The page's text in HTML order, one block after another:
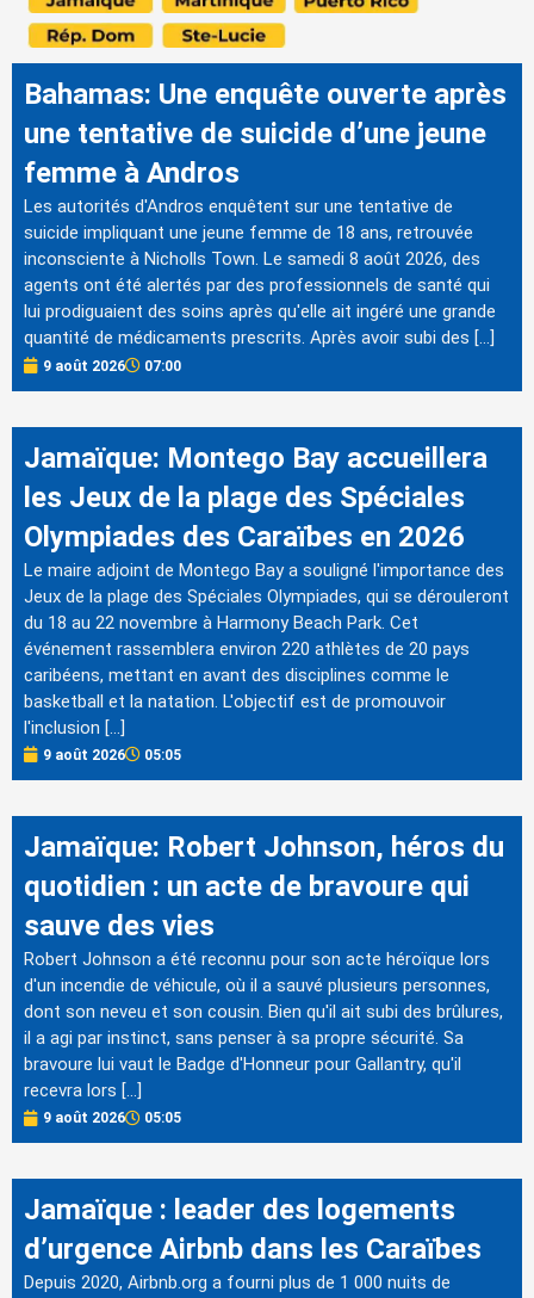
Bahamas: Une enquête ouverte après
une tentative de suicide d’une jeune
femme à Andros
Les autorités d'Andros enquêtent sur une tentative de
suicide impliquant une jeune femme de 18 ans, retrouvée
inconsciente à Nicholls Town. Le samedi 8 août 2026, des
agents ont été alertés par des professionnels de santé qui
lui prodiguaient des soins après qu'elle ait ingéré une grande
quantité de médicaments prescrits. Après avoir subi des […]
9 août 2026 07:00
Jamaïque: Montego Bay accueillera
les Jeux de la plage des Spéciales
Olympiades des Caraïbes en 2026
Le maire adjoint de Montego Bay a souligné l'importance des
Jeux de la plage des Spéciales Olympiades, qui se dérouleront
du 18 au 22 novembre à Harmony Beach Park. Cet
événement rassemblera environ 220 athlètes de 20 pays
caribéens, mettant en avant des disciplines comme le
basketball et la natation. L'objectif est de promouvoir
l'inclusion […]
9 août 2026 05:05
Jamaïque: Robert Johnson, héros du
quotidien : un acte de bravoure qui
sauve des vies
Robert Johnson a été reconnu pour son acte héroïque lors
d'un incendie de véhicule, où il a sauvé plusieurs personnes,
dont son neveu et son cousin. Bien qu'il ait subi des brûlures,
il a agi par instinct, sans penser à sa propre sécurité. Sa
bravoure lui vaut le Badge d'Honneur pour Gallantry, qu'il
recevra lors […]
9 août 2026 05:05
Jamaïque : leader des logements
d’urgence Airbnb dans les Caraïbes
Depuis 2020, Airbnb.org a fourni plus de 1 000 nuits de